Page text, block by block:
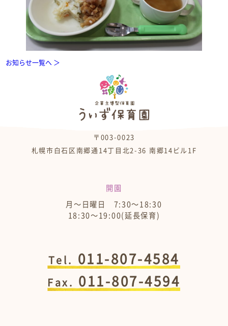
お知らせ一覧へ ＞
〒003-0023
札幌市白石区南郷通14丁目北2-36 南郷14ビル1F
開園
月～日曜日 7:30～18:30
18:30～19:00(延長保育)
Tel. 011-807-4584
Fax. 011-807-4594